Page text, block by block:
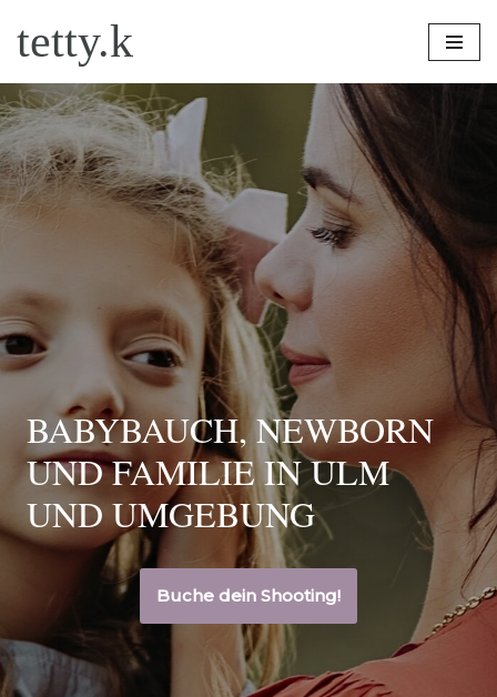
Zum
Inhalt
springen
tetty.k
BABYBAUCH, NEWBORN
UND FAMILIE IN ULM
UND UMGEBUNG
Buche dein Shooting!